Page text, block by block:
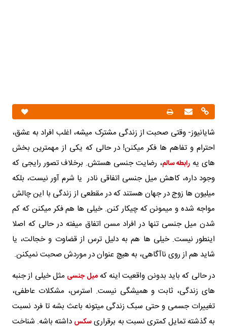
شایانیوز- وقتی صحبت از زندگی مشترک میشه، اغلب افراد به عشق،
احترام و تفاهم ها فکر میکنن! در حالی که یکی از مهمترین بخش
های یه رابطه سالم، رضایت جنسی هستش. برخلاف تصور رایجی که
وجود داره، کاهش میل جنسی اتفاقی نادر یا شرم آور نیست، بلکه
میلیون ها زوج در جهان هستند که در مقطعی از زندگی با این چالش
مواجه شده و میمونن که چیکار کنن. خیلی ها هم فکر میکنن که کم
شدن میل جنسی تنها در افراد مسن اتفاق میفته در حالی که اصلا
اینطور نیست. خیلی ها هم به دلیل ترس از قضاوت و خجالت، یا
شاید هم از روی ناآگاهی، به هیچ عنوان در موردش صحبت نمیکنن.
در حالی که باید بدونن واقعیت اینه کهمیل جنسی مثل خیلی از جنبه
های زندگی، ثابت و همیشگی نیست. استرس، مشکلات عاطفی،
تغییرات جسمی و حتی سبک زندگی میتونه باعث بشه تا فرد نسبت
به گذشته تمایل کمتری نسبت به برقراریسکس داشته باشه. شناخت